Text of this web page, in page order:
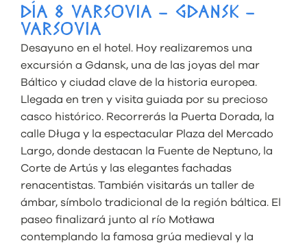
DÍA 8 VARSOVIA – GDANSK –
VARSOVIA
Desayuno en el hotel. Hoy realizaremos una
excursión a Gdansk, una de las joyas del mar
Báltico y ciudad clave de la historia europea.
Llegada en tren y visita guiada por su precioso
casco histórico. Recorrerás la Puerta Dorada, la
calle Długa y la espectacular Plaza del Mercado
Largo, donde destacan la Fuente de Neptuno, la
Corte de Artús y las elegantes fachadas
renacentistas. También visitarás un taller de
ámbar, símbolo tradicional de la región báltica. El
paseo finalizará junto al río Motława
contemplando la famosa grúa medieval y la